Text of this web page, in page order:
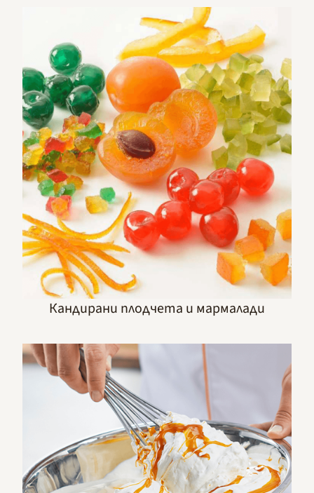
Кандирани плодчета и мармалади